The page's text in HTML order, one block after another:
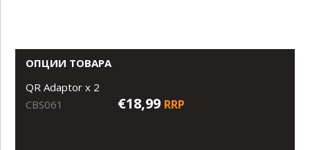
ОПЦИИ ТОВАРА
QR Adaptor x 2
CBS061
€18,99 RRP